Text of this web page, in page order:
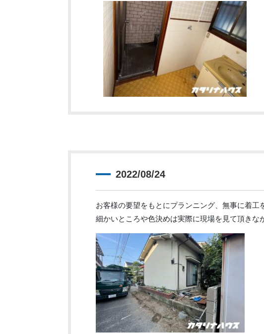
2022/08/24
お客様の要望をもとにプランニング、無事に着工
細かいところや色決めは実際に現場を見て頂きな